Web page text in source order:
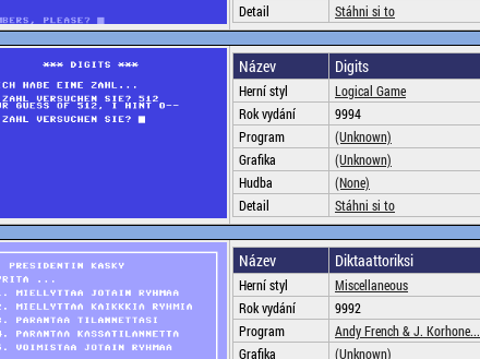
Detail
Stáhni si to
Název Digits
Herní styl
Logical Game
Rok vydání
9994
Program
(Unknown)
Grafika
(Unknown)
Hudba
(None)
Detail
Stáhni si to
Název Diktaattoriksi
Herní styl
Miscellaneous
Rok vydání
9992
Program
Andy French & J. Korhone...
Grafika
(Unknown)